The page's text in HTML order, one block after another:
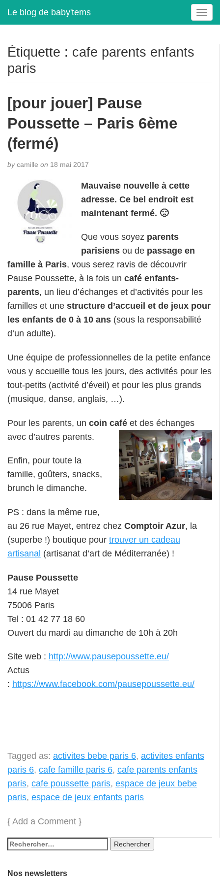
Le blog de baby'tems
T
o
Étiquette : cafe parents enfants
paris
[pour jouer] Pause
Poussette – Paris 6ème
(fermé)
bycamille on 18 mai 2017
Mauvaise nouvelle à cette
adresse. Ce bel endroit est
maintenant fermé. 🙁
Que vous soyez parents
parisiens ou de passage en
famille à Paris, vous serez ravis de découvrir
Pause Poussette, à la fois un café enfants-
parents, un lieu d’échanges et d’activités pour les
familles et une structure d’accueil et de jeux pour
les enfants de 0 à 10 ans (sous la responsabilité
d’un adulte).
Une équipe de professionnelles de la petite enfance
vous y accueille tous les jours, des activités pour les
tout-petits (activité d’éveil) et pour les plus grands
(musique, danse, anglais, …).
Pour les parents, un coin café et des échanges
avec d’autres parents.
Enfin, pour toute la
famille, goûters, snacks,
brunch le dimanche.
PS : dans la même rue,
au 26 rue Mayet, entrez chez Comptoir Azur, la
(superbe !) boutique pour trouver un cadeau
artisanal (artisanat d’art de Méditerranée) !
Pause Poussette
14 rue Mayet
75006 Paris
Tel : 01 42 77 18 60
Ouvert du mardi au dimanche de 10h à 20h
Site web : http://www.pausepoussette.eu/
Actus
: https://www.facebook.com/pausepoussette.eu/
Tagged as: activites bebe paris 6, activites enfants
paris 6, cafe famille paris 6, cafe parents enfants
paris, cafe poussette paris, espace de jeux bebe
paris, espace de jeux enfants paris
{ Add a Comment }
Nos newsletters